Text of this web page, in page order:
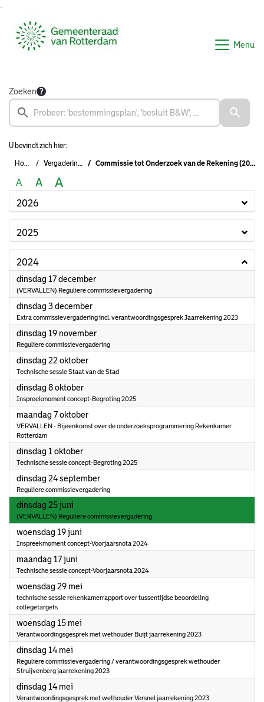
Menu
Zoeken
U bevindt zich hier:
Home Vergaderingen Commissie tot Onderzoek van de Rekening (2022-2026)
A A A
2026
2025
2024
dinsdag 17 december2024
(VERVALLEN) Reguliere commissievergadering
dinsdag 3 december2024
Extra commissievergadering incl. verantwoordingsgesprek Jaarrekening 2023
dinsdag 19 november2024
Reguliere commissievergadering
dinsdag 22 oktober2024
Technische sessie Staat van de Stad
dinsdag 8 oktober2024
Inspreekmoment concept-Begroting 2025
maandag 7 oktober2024
VERVALLEN - Bijeenkomst over de onderzoeksprogrammering Rekenkamer
Rotterdam
dinsdag 1 oktober2024
Technische sessie concept-Begroting 2025
dinsdag 24 september2024
Reguliere commissievergadering
dinsdag 25 juni
(VERVALLEN) Reguliere commissievergadering
woensdag 19 juni
Inspreekmoment concept-Voorjaarsnota 2024
maandag 17 juni
Technische sessie concept-Voorjaarsnota 2024
woensdag 29 mei
technische sessie rekenkamerrapport over tussentijdse beoordeling
collegetargets
woensdag 15 mei
Verantwoordingsgesprek met wethouder Buijt jaarrekening 2023
dinsdag 14 mei
Reguliere commissievergadering / verantwoordingsgesprek wethouder
Struijvenberg jaarrekening 2023
dinsdag 14 mei
Verantwoordingsgesprek met wethouder Versnel jaarrekening 2023